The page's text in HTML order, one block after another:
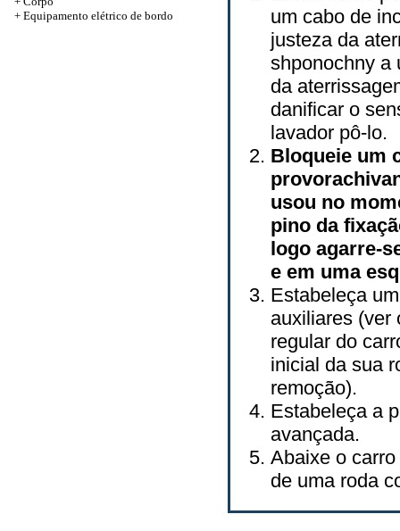
+ Equipamento elétrico de bordo
um cabo de
justeza da
shponochny a
da
danificar o
lavador pô-lo.
Bloqueie um
usou no
pino da
logo agarre-
e em uma
Estabeleça
auxiliares (ver
regular do
inicial da sua
remoção).
Estabeleça a
avançada.
Abaixe o
de uma roda